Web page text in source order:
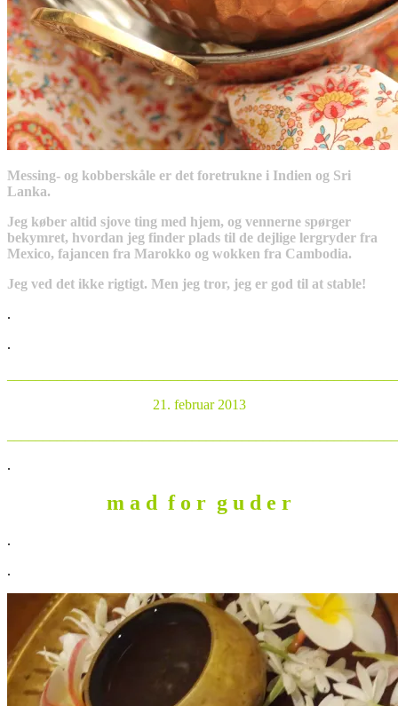
Messing- og kobberskåle er det foretrukne i Indien og Sri
Lanka.
Jeg køber altid sjove ting med hjem, og vennerne spørger
bekymret, hvordan jeg finder plads til de dejlige lergryder fra
Mexico, fajancen fra Marokko og wokken fra Cambodia.
Jeg ved det ikke rigtigt. Men jeg tror, jeg er god til at stable!
.
.
21. februar 2013
.
m a d f o r g u d e r
.
.